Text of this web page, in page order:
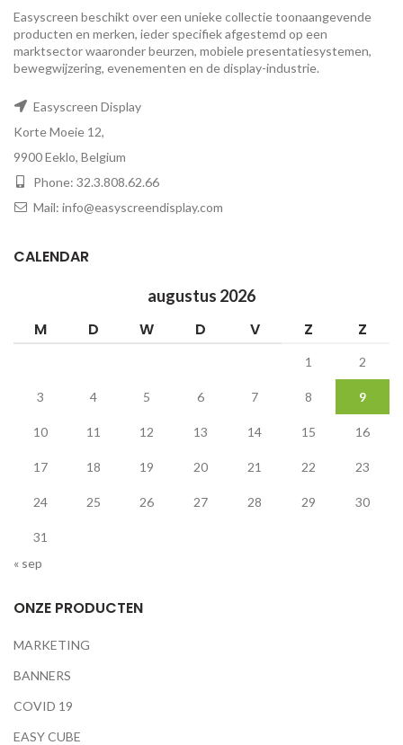
Easyscreen beschikt over een unieke collectie toonaangevende
producten en merken, ieder specifiek afgestemd op een ​​
marktsector waaronder beurzen, mobiele presentatiesystemen,
bewegwijzering, evenementen en de display-industrie.
Easyscreen Display
Korte Moeie 12,
9900 Eeklo, Belgium
Phone: 32.3.808.62.66
Mail: info@easyscreendisplay.com
CALENDAR
augustus 2026
M D W D V Z Z
1 2
3 4 5 6 7 8 9
10 11 12 13 14 15 16
17 18 19 20 21 22 23
24 25 26 27 28 29 30
31
« sep
ONZE PRODUCTEN
MARKETING
BANNERS
COVID 19
EASY CUBE